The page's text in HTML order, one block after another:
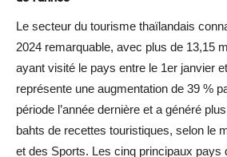
Le secteur du tourisme thaïlandais
2024 remarquable, avec plus de 13,15
ayant visité le pays entre le 1er janvier
représente une augmentation de 39 %
période l’année dernière et a généré
bahts de recettes touristiques, selon le
et des Sports. Les cinq principaux pays